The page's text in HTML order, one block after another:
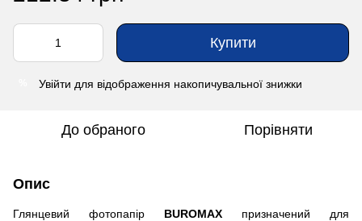
Купити
Увійти для відображення накопичувальної знижки
До обраного Порівняти
Опис
Глянцевий фотопапір BUROMAX призначений для